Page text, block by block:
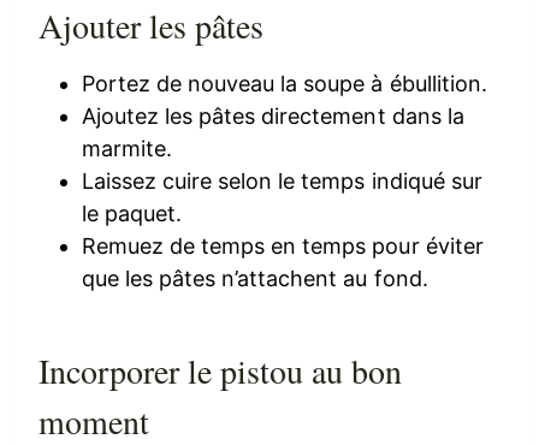
Ajouter les pâtes
Portez de nouveau la soupe à ébullition.
Ajoutez les pâtes directement dans la
marmite.
Laissez cuire selon le temps indiqué sur
le paquet.
Remuez de temps en temps pour éviter
que les pâtes n’attachent au fond.
Incorporer le pistou au bon
moment